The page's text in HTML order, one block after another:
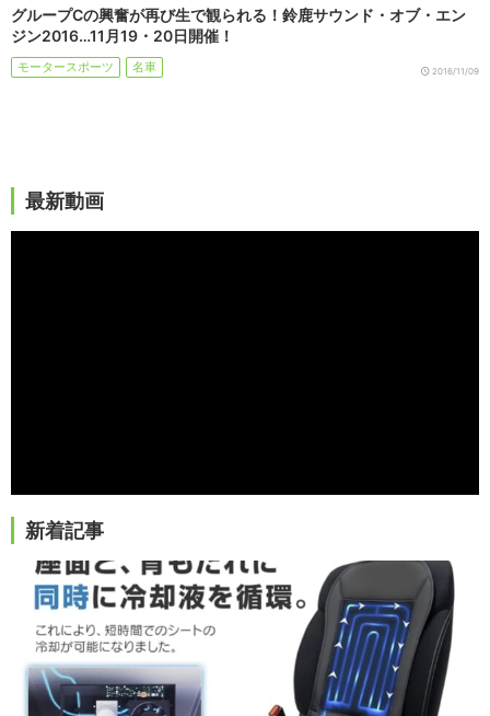
グループCの興奮が再び生で観られる！鈴鹿サウンド・オブ・エン
ジン2016…11月19・20日開催！
モータースポーツ 名車 2016/11/09
最新動画
新着記事